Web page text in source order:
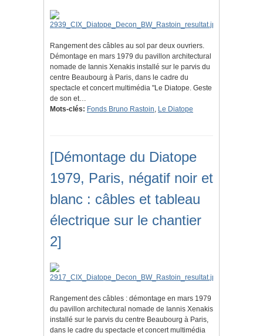
Rangement des câbles au sol par deux ouvriers.
Démontage en mars 1979 du pavillon architectural
nomade de Iannis Xenakis installé sur le parvis du
centre Beaubourg à Paris, dans le cadre du
spectacle et concert multimédia "Le Diatope. Geste
de son et…
Mots-clés: Fonds Bruno Rastoin, Le Diatope
[Démontage du Diatope
1979, Paris, négatif noir et
blanc : câbles et tableau
électrique sur le chantier
2]
Rangement des câbles : démontage en mars 1979
du pavillon architectural nomade de Iannis Xenakis
installé sur le parvis du centre Beaubourg à Paris,
dans le cadre du spectacle et concert multimédia